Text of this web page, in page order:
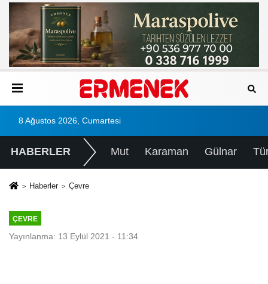
8 Ağustos 2026, Cumartesi
HABERLER Mut Karaman Gülnar
Haberler Çevre
ÇEVRE
Yayınlanma: 13 Eylül 2021 - 11:34